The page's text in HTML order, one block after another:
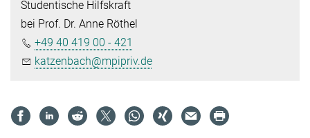
Studentische Hilfskraft
bei Prof. Dr. Anne Röthel
+49 40 419 00 - 421
katzenbach@mpipriv.de